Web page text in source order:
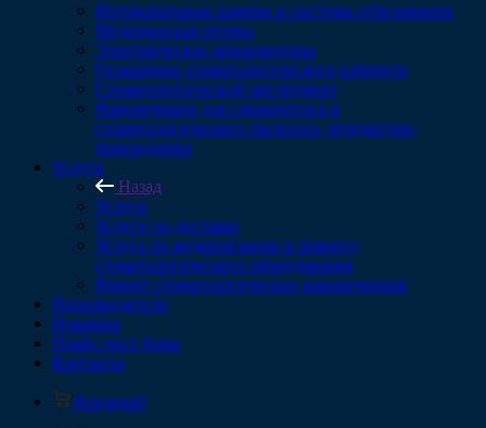
Интраоральные камеры и системы отбеливания
Медицинская оптика
Электрические микромоторы
Оснащение стоматологического кабинета
Стоматологический инструмент
Наконечники для слюноотсоса и
стоматологического пылесоса, мундштуки,
переходники
Услуги
Назад
Услуги
Услуги по доставке
Услуга по модернизации и ремонту
стоматологического оборудования
Ремонт стоматологических наконечников
Производители
Новинки
Прайс-лист боры
Контакты
Корзина0